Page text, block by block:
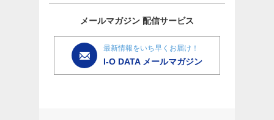
メールマガジン 配信サービス
最新情報をいち早くお届け！
I-O DATA メールマガジン